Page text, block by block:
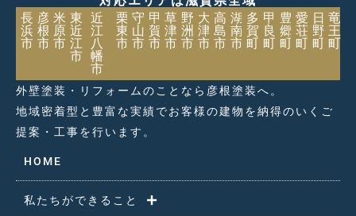
長
浜
市
彦
根
市
米
原
市
東
近
江
市
近
江
八
幡
市
栗
東
市
守
山
市
甲
賀
市
草
津
市
野
洲
市
大
津
市
高
島
市
湖
南
市
多
賀
町
甲
良
町
豊
郷
町
愛
荘
町
日
野
町
竜
王
町
外壁塗装・リフォームのことなら彦根塗装へ。
地域密着型と豊富な実績でお客様の建物を納得のいくご
提案・工事を行います。
HOME
私たちができること